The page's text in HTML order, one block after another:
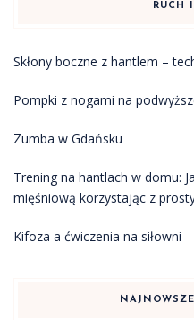
RUCH
Skłony boczne z hantlem –
Pompki z nogami na
Zumba w Gdańsku
Trening na hantlach w domu:
mięśniową korzystając z
Kifoza a ćwiczenia na siłowni